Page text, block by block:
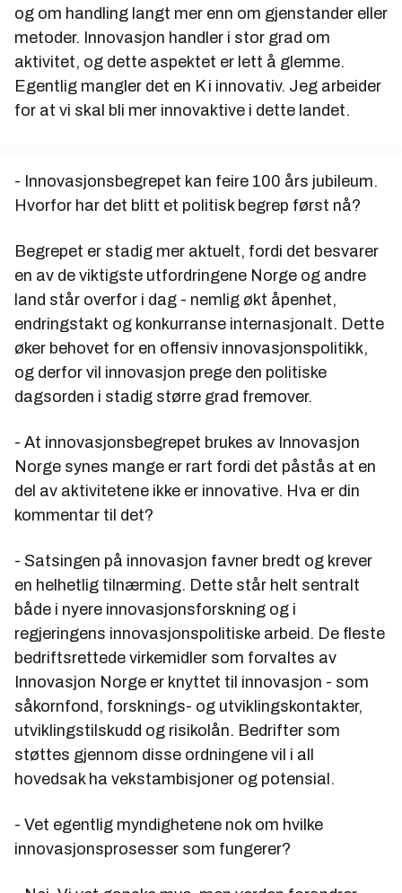
og om handling langt mer enn om gjenstander eller
metoder. Innovasjon handler i stor grad om
aktivitet, og dette aspektet er lett å glemme.
Egentlig mangler det en K i innovativ. Jeg arbeider
for at vi skal bli mer innovaktive i dette landet.
- Innovasjonsbegrepet kan feire 100 års jubileum.
Hvorfor har det blitt et politisk begrep først nå?
Begrepet er stadig mer aktuelt, fordi det besvarer
en av de viktigste utfordringene Norge og andre
land står overfor i dag - nemlig økt åpenhet,
endringstakt og konkurranse internasjonalt. Dette
øker behovet for en offensiv innovasjonspolitikk,
og derfor vil innovasjon prege den politiske
dagsorden i stadig større grad fremover.
- At innovasjonsbegrepet brukes av Innovasjon
Norge synes mange er rart fordi det påstås at en
del av aktivitetene ikke er innovative. Hva er din
kommentar til det?
- Satsingen på innovasjon favner bredt og krever
en helhetlig tilnærming. Dette står helt sentralt
både i nyere innovasjonsforskning og i
regjeringens innovasjonspolitiske arbeid. De fleste
bedriftsrettede virkemidler som forvaltes av
Innovasjon Norge er knyttet til innovasjon - som
såkornfond, forsknings- og utviklingskontakter,
utviklingstilskudd og risikolån. Bedrifter som
støttes gjennom disse ordningene vil i all
hovedsak ha vekstambisjoner og potensial.
- Vet egentlig myndighetene nok om hvilke
innovasjonsprosesser som fungerer?